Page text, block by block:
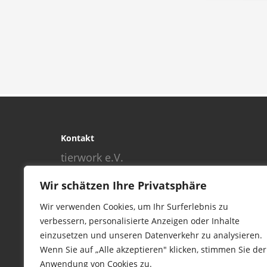
Wir schätzen Ihre Privatsphäre
Wir verwenden Cookies, um Ihr Surferlebnis zu
verbessern, personalisierte Anzeigen oder Inhalte
einzusetzen und unseren Datenverkehr zu analysieren.
Wenn Sie auf „Alle akzeptieren" klicken, stimmen Sie der
Anwendung von Cookies zu.
Kontakt
tierwork e.V.
Im alten Dorf 4
Tel 0172-4437307
service@tierwork.de